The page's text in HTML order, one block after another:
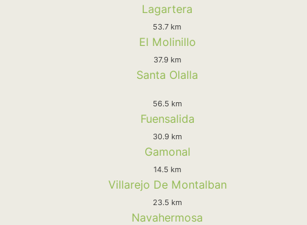
Lagartera
53.7 km
El Molinillo
37.9 km
Santa Olalla
56.5 km
Fuensalida
30.9 km
Gamonal
14.5 km
Villarejo De Montalban
23.5 km
Navahermosa